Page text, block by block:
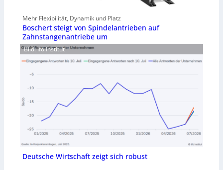
Mehr Flexibilität, Dynamik und Platz
Boschert steigt von Spindelantrieben auf
Zahnstangenantriebe um
Bild: Ifo Institut
Deutsche Wirtschaft zeigt sich robust